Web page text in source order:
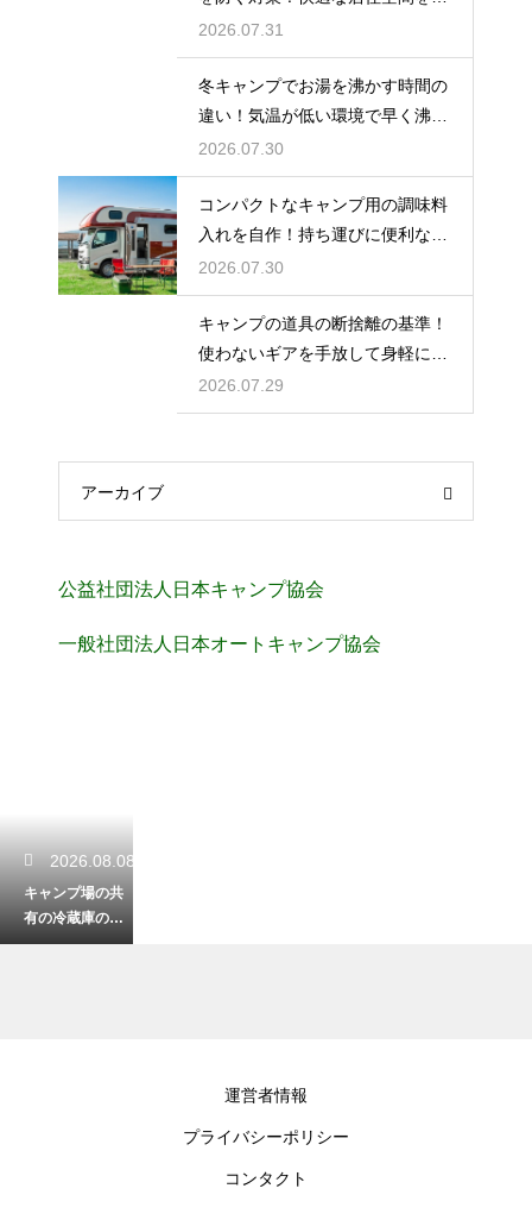
ープ
2026.07.31
冬キャンプでお湯を沸かす時間の
違い！気温が低い環境で早く沸騰
させる
2026.07.30
コンパクトなキャンプ用の調味料
入れを自作！持ち運びに便利な収
納術
2026.07.30
キャンプの道具の断捨離の基準！
使わないギアを手放して身軽にな
る方法
2026.07.29
アーカイブ
公益社団法人日本キャンプ協会
一般社団法人日本オートキャンプ協会
2026.08.08
キャンプ場の共
有の冷蔵庫の利
用ルール！トラ
運営者情報
プライバシーポリシー
コンタクト